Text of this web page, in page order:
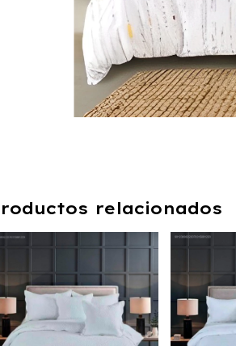
relacionados